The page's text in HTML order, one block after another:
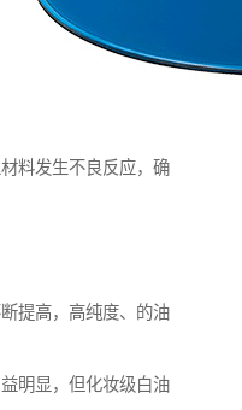
料发生不良反应，确
提高，高纯度、的油
明显，但化妆级白油